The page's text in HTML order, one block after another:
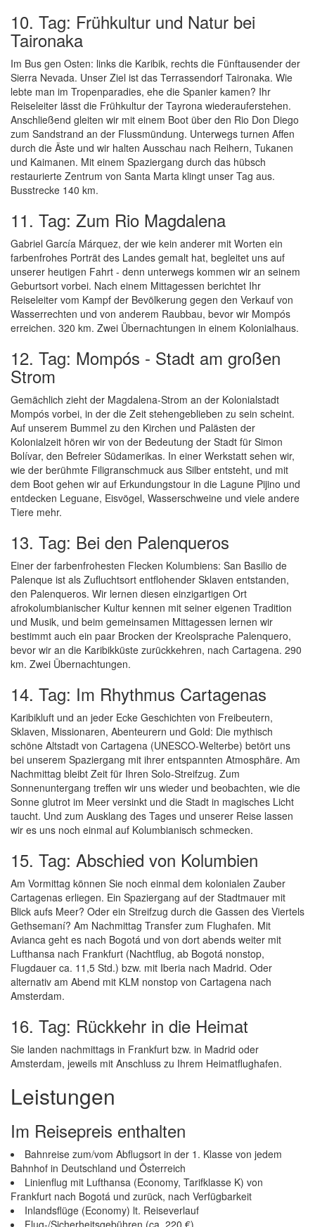
10. Tag: Frühkultur und Natur bei
Taironaka
Im Bus gen Osten: links die Karibik, rechts die Fünftausender der
Sierra Nevada. Unser Ziel ist das Terrassendorf Taironaka. Wie
lebte man im Tropenparadies, ehe die Spanier kamen? Ihr
Reiseleiter lässt die Frühkultur der Tayrona wiederauferstehen.
Anschließend gleiten wir mit einem Boot über den Rio Don Diego
zum Sandstrand an der Flussmündung. Unterwegs turnen Affen
durch die Äste und wir halten Ausschau nach Reihern, Tukanen
und Kaimanen. Mit einem Spaziergang durch das hübsch
restaurierte Zentrum von Santa Marta klingt unser Tag aus.
Busstrecke 140 km.
11. Tag: Zum Rio Magdalena
Gabriel García Márquez, der wie kein anderer mit Worten ein
farbenfrohes Porträt des Landes gemalt hat, begleitet uns auf
unserer heutigen Fahrt - denn unterwegs kommen wir an seinem
Geburtsort vorbei. Nach einem Mittagessen berichtet Ihr
Reiseleiter vom Kampf der Bevölkerung gegen den Verkauf von
Wasserrechten und von anderem Raubbau, bevor wir Mompós
erreichen. 320 km. Zwei Übernachtungen in einem Kolonialhaus.
12. Tag: Mompós - Stadt am großen
Strom
Gemächlich zieht der Magdalena-Strom an der Kolonialstadt
Mompós vorbei, in der die Zeit stehengeblieben zu sein scheint.
Auf unserem Bummel zu den Kirchen und Palästen der
Kolonialzeit hören wir von der Bedeutung der Stadt für Simon
Bolívar, den Befreier Südamerikas. In einer Werkstatt sehen wir,
wie der berühmte Filigranschmuck aus Silber entsteht, und mit
dem Boot gehen wir auf Erkundungstour in die Lagune Pijino und
entdecken Leguane, Eisvögel, Wasserschweine und viele andere
Tiere mehr.
13. Tag: Bei den Palenqueros
Einer der farbenfrohesten Flecken Kolumbiens: San Basilio de
Palenque ist als Zufluchtsort entflohender Sklaven entstanden,
den Palenqueros. Wir lernen diesen einzigartigen Ort
afrokolumbianischer Kultur kennen mit seiner eigenen Tradition
und Musik, und beim gemeinsamen Mittagessen lernen wir
bestimmt auch ein paar Brocken der Kreolsprache Palenquero,
bevor wir an die Karibikküste zurückkehren, nach Cartagena. 290
km. Zwei Übernachtungen.
14. Tag: Im Rhythmus Cartagenas
Karibikluft und an jeder Ecke Geschichten von Freibeutern,
Sklaven, Missionaren, Abenteurern und Gold: Die mythisch
schöne Altstadt von Cartagena (UNESCO-Welterbe) betört uns
bei unserem Spaziergang mit ihrer entspannten Atmosphäre. Am
Nachmittag bleibt Zeit für Ihren Solo-Streifzug. Zum
Sonnenuntergang treffen wir uns wieder und beobachten, wie die
Sonne glutrot im Meer versinkt und die Stadt in magisches Licht
taucht. Und zum Ausklang des Tages und unserer Reise lassen
wir es uns noch einmal auf Kolumbianisch schmecken.
15. Tag: Abschied von Kolumbien
Am Vormittag können Sie noch einmal dem kolonialen Zauber
Cartagenas erliegen. Ein Spaziergang auf der Stadtmauer mit
Blick aufs Meer? Oder ein Streifzug durch die Gassen des Viertels
Gethsemaní? Am Nachmittag Transfer zum Flughafen. Mit
Avianca geht es nach Bogotá und von dort abends weiter mit
Lufthansa nach Frankfurt (Nachtflug, ab Bogotá nonstop,
Flugdauer ca. 11,5 Std.) bzw. mit Iberia nach Madrid. Oder
alternativ am Abend mit KLM nonstop von Cartagena nach
Amsterdam.
16. Tag: Rückkehr in die Heimat
Sie landen nachmittags in Frankfurt bzw. in Madrid oder
Amsterdam, jeweils mit Anschluss zu Ihrem Heimatflughafen.
Leistungen
Im Reisepreis enthalten
Bahnreise zum/vom Abflugsort in der 1. Klasse von jedem
Bahnhof in Deutschland und Österreich
Linienflug mit Lufthansa (Economy, Tarifklasse K) von
Frankfurt nach Bogotá und zurück, nach Verfügbarkeit
Inlandsflüge (Economy) lt. Reiseverlauf